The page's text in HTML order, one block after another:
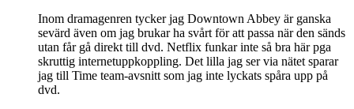
Inom dramagenren tycker jag Downtown Abbey är ganska
sevärd även om jag brukar ha svårt för att passa när den sänds
utan får gå direkt till dvd. Netflix funkar inte så bra här pga
skruttig internetuppkoppling. Det lilla jag ser via nätet sparar
jag till Time team-avsnitt som jag inte lyckats spåra upp på
dvd.